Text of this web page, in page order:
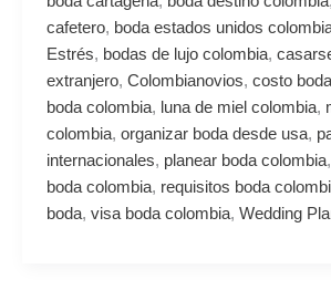
cafetero, boda estados unidos
Estrés, bodas de lujo colombia,
extranjero, Colombianovios, costo
boda colombia, luna de miel colombia,
colombia, organizar boda desde usa,
internacionales, planear boda colombia,
boda colombia, requisitos boda
boda, visa boda colombia, Wedding